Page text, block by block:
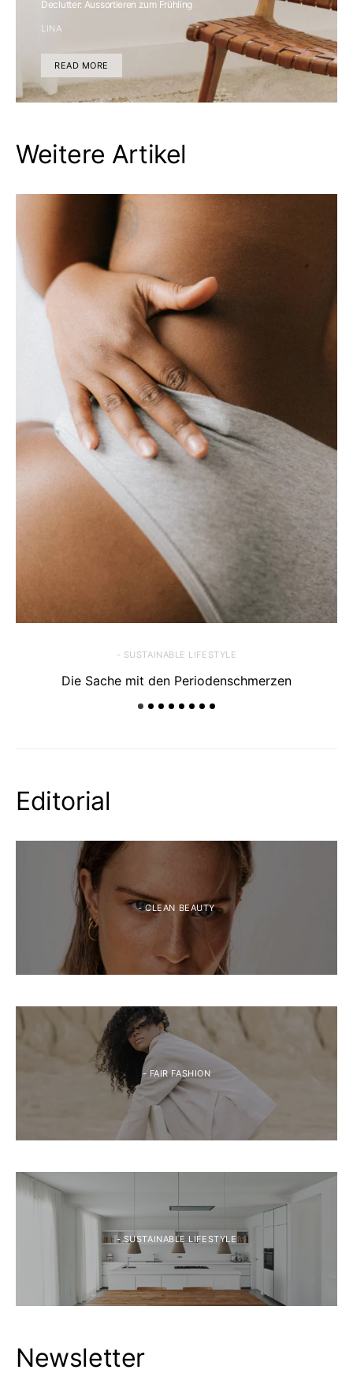
Declutter: Aussortieren zum Frühling
LINA
READ MORE
Weitere Artikel
- SUSTAINABLE LIFESTYLE
Die Sache mit den Periodenschmerzen
Editorial
- CLEAN BEAUTY
- FAIR FASHION
- SUSTAINABLE LIFESTYLE
Newsletter